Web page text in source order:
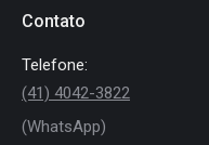
Contato
Telefone:
(41) 4042-3822
(WhatsApp)